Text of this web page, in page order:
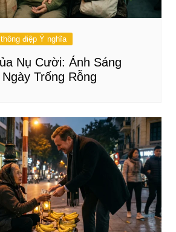
điệp Ý nghĩa
Nụ Cười: Ánh Sáng
Trống Rỗng